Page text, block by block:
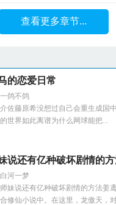
查看更多章节...
的恋爱日常
鸽不鸽
佐藤原希没想过自己会重生成国
世界如此离谱为什么网球能把...
说还有亿种破坏剧情的
河一梦
妹说还有亿种破坏剧情的方法姜
修仙小说中。在这里，龙傲天，